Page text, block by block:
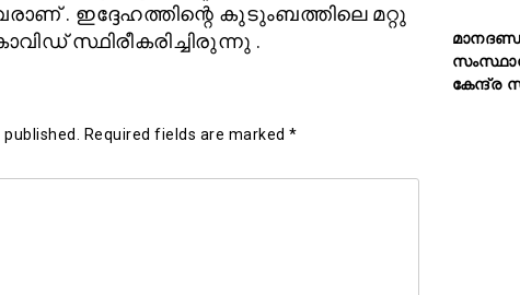
. ഇദ്ദേഹത്തിന്റെ കുടുംബത്തിലെ മറ്റു
സ്ഥിരീകരിച്ചിരുന്നു .
Required fields are marked *
കേന്ദ്ര